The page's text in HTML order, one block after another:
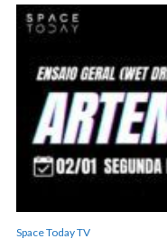
Space Today TV